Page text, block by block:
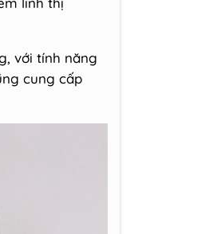
với tính năng
cung cấp